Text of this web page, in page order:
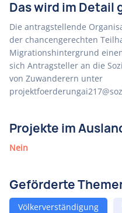
Das wird im Detail
Die antragstellende
der chancengerechten
Migrationshintergrund
sich Antragsteller an die
von Zuwanderern unter
Projekte im
Nein
Geförderte
Völkerverständigung